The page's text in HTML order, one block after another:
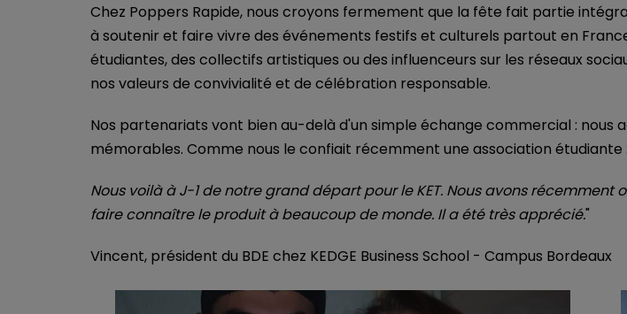
Chez Poppers Rapide, nous croyons fermement que la fête fait partie
à soutenir et faire vivre des événements festifs et culturels partout en
étudiantes, des collectifs artistiques ou des influenceurs sur les réseaux
nos valeurs de convivialité et de célébration responsable.
Nos partenariats vont bien au-delà d'un simple échange commercial :
mémorables. Comme nous le confiait récemment une association étudiante :
Nous voilà à J-1 de notre grand départ pour le KET. Nous avons
faire connaître le produit à beaucoup de monde. Il a été très apprécié."
Vincent, président du BDE chez KEDGE Business School - Campus Bordeaux